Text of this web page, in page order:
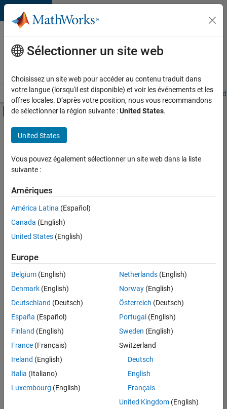
Passer au contenu
Votre
carrière
chez
Accueil Explorer nos opportunités Adresses de nos bureaux
Activer/désactiver l'affichage du menu
Contenu principal
FILTRER PAR
Programme destiné aux nouvelles carrières (EDG)
Infrastructure et architecture
Ingénierie de la qualité
Actuellement,
aucune
offre
d'emploi
correspondant
à vos
critères
de
recherche.
Vous
pouvez
élargir
votre
recherche
ou
afficher
l’ensemble
Sélectionner un site web
Choisissez un site web pour accéder au contenu traduit dans
votre langue (lorsqu'il est disponible) et voir les événements et les
offres locales. D’après votre position, nous vous recommandons
de sélectionner la région suivante :United States.
United States
Vous pouvez également sélectionner un site web dans la liste
suivante :
Amériques
América Latina (Español)
Canada (English)
United States (English)
Europe
Belgium (English)
Denmark (English)
Deutschland (Deutsch)
España (Español)
Finland (English)
France (Français)
Ireland (English)
Italia (Italiano)
Luxembourg (English)
Netherlands(English)
Norway(English)
Österreich (Deutsch)
Portugal (English)
Sweden (English)
Switzerland
Deutsch
English
Français
United Kingdom(English)